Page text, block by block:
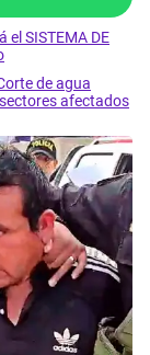
el SISTEMA DE
de agua
afectados